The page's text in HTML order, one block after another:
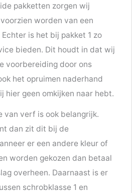
pakketten zorgen wij
worden van een
is het bij pakket 1 zo
bieden. Dit houdt in dat wij
voorbereiding door ons
het opruimen naderhand
hier geen omkijken naar hebt.
van verf is ook belangrijk.
dan zit dit bij de
er een andere kleur of
worden gekozen dan betaal
overheen. Daarnaast is er
schrobklasse 1 en